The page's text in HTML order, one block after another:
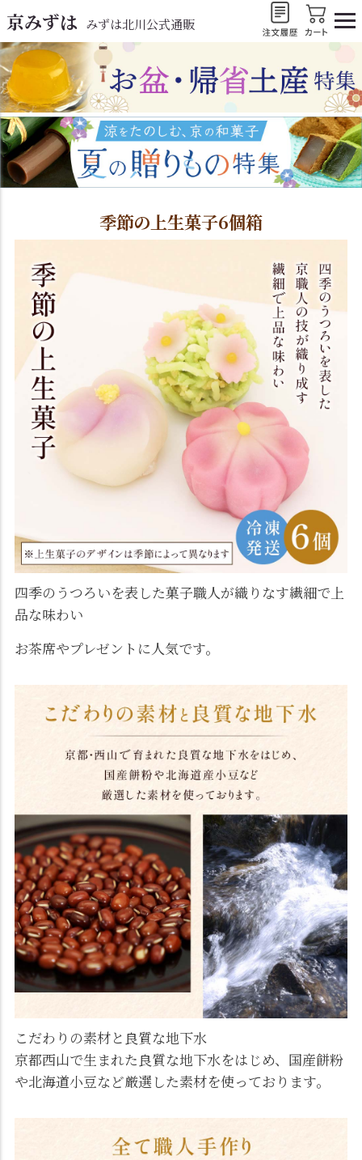
京みずは みずは北川公式通販
季節の上生菓子6個箱
四季のうつろいを表した菓子職人が織りなす繊細で上
品な味わい
お茶席やプレゼントに人気です。
こだわりの素材と良質な地下水
京都西山で生まれた良質な地下水をはじめ、国産餅粉
や北海道小豆など厳選した素材を使っております。